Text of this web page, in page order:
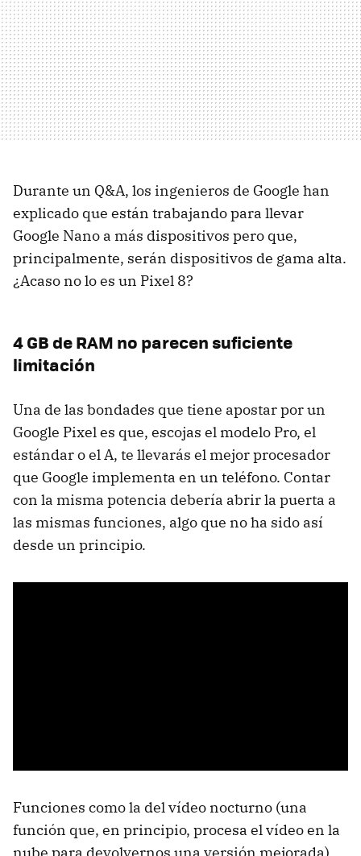
Durante un Q&A, los ingenieros de Google han
explicado que están trabajando para llevar
Google Nano a más dispositivos pero que,
principalmente, serán dispositivos de gama alta.
¿Acaso no lo es un Pixel 8?
4 GB de RAM no parecen suficiente
limitación
Una de las bondades que tiene apostar por un
Google Pixel es que, escojas el modelo Pro, el
estándar o el A, te llevarás el mejor procesador
que Google implementa en un teléfono. Contar
con la misma potencia debería abrir la puerta a
las mismas funciones, algo que no ha sido así
desde un principio.
Funciones como la del vídeo nocturno (una
función que, en principio, procesa el vídeo en la